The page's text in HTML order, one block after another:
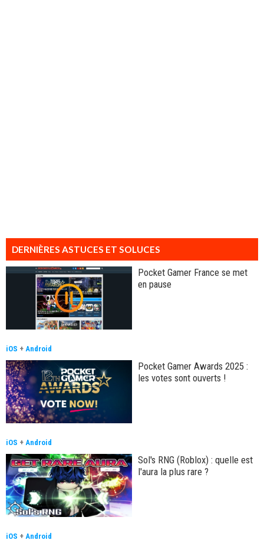
DERNIÈRES ASTUCES ET SOLUCES
Pocket Gamer France se met
en pause
iOS + Android
Pocket Gamer Awards 2025 :
les votes sont ouverts !
iOS + Android
Sol's RNG (Roblox) : quelle est
l'aura la plus rare ?
iOS + Android